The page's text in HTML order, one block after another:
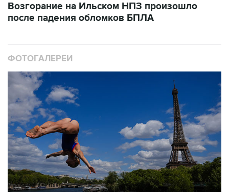
Возгорание на Ильском НПЗ произошло
после падения обломков БПЛА
ФОТОГАЛЕРЕИ